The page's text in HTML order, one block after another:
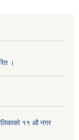
।
११ ‍औ नगर